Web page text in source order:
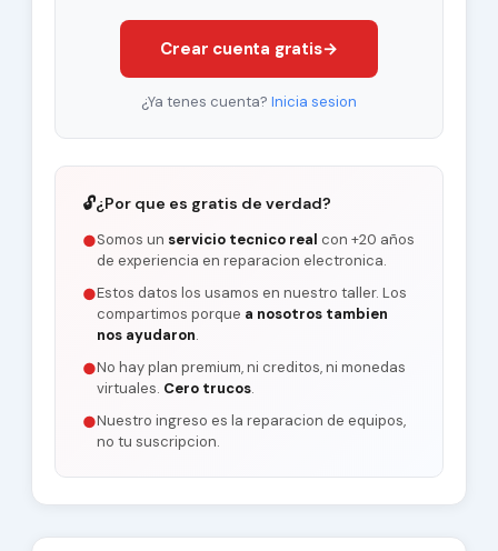
Crear cuenta gratis→
¿Ya tenes cuenta? Inicia sesion
🔓¿Por que es gratis de verdad?
●Somos un servicio tecnico real con +20 años
de experiencia en reparacion electronica.
●Estos datos los usamos en nuestro taller. Los
compartimos porque a nosotros tambien
nos ayudaron.
●No hay plan premium, ni creditos, ni monedas
virtuales. Cero trucos.
●Nuestro ingreso es la reparacion de equipos,
no tu suscripcion.